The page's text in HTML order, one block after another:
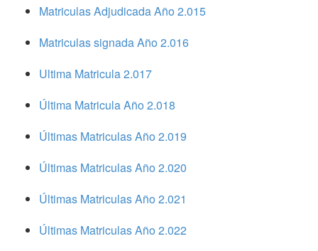
Matriculas Adjudicada Año 2.015
Matriculas signada Año 2.016
Ultima Matricula 2.017
Última Matricula Año 2.018
Últimas Matriculas Año 2.019
Últimas Matriculas Año 2.020
Últimas Matriculas Año 2.021
Últimas Matriculas Año 2.022